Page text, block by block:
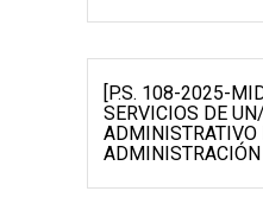
[P.S. 108-2025-
SERVICIOS DE
ADMINISTRATIVO
ADMINISTRACIÓN